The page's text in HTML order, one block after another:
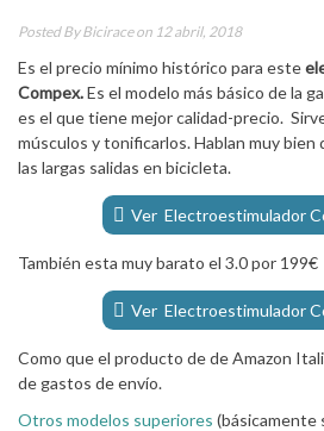
Posted ByBiciraceon 12 abril, 2018
Es el precio mínimo histórico para este
Compex.Es el modelo más básico de la
es el que tiene mejor calidad-precio.
músculos y tonificarlos. Hablan muy bien
las largas salidas en bicicleta.
Ver Electroestimulador
También esta muy barato el 3.0 por 199€
Ver Electroestimulador
Como que el producto de de Amazon
de gastos de envío.
Otros modelos superiores (básicamente